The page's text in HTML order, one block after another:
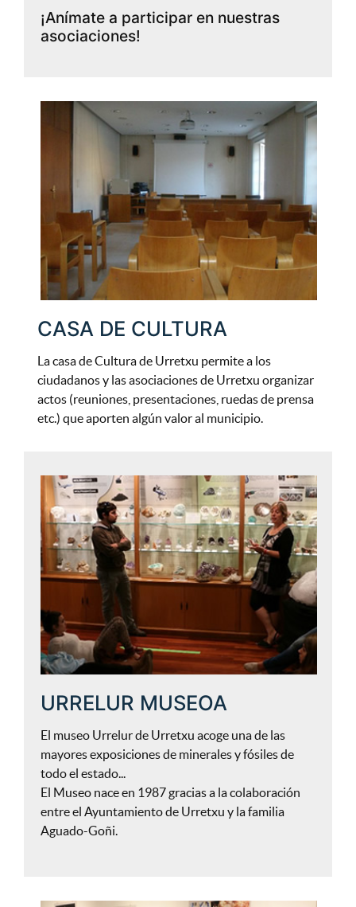
¡Anímate a participar en nuestras
asociaciones!
CASA DE CULTURA
La casa de Cultura de Urretxu permite a los
ciudadanos y las asociaciones de Urretxu organizar
actos (reuniones, presentaciones, ruedas de prensa
etc.) que aporten algún valor al municipio.
URRELUR MUSEOA
El museo Urrelur de Urretxu acoge una de las
mayores exposiciones de minerales y fósiles de
todo el estado...
El Museo nace en 1987 gracias a la colaboración
entre el Ayuntamiento de Urretxu y la familia
Aguado-Goñi.